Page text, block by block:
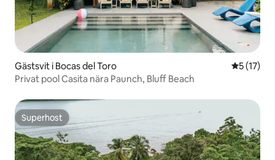
Gästsvit i Bocas del Toro 5 av 5 i
5 (17)
Privat pool Casita nära Paunch, Bluff Beach
Superhost
Superhost